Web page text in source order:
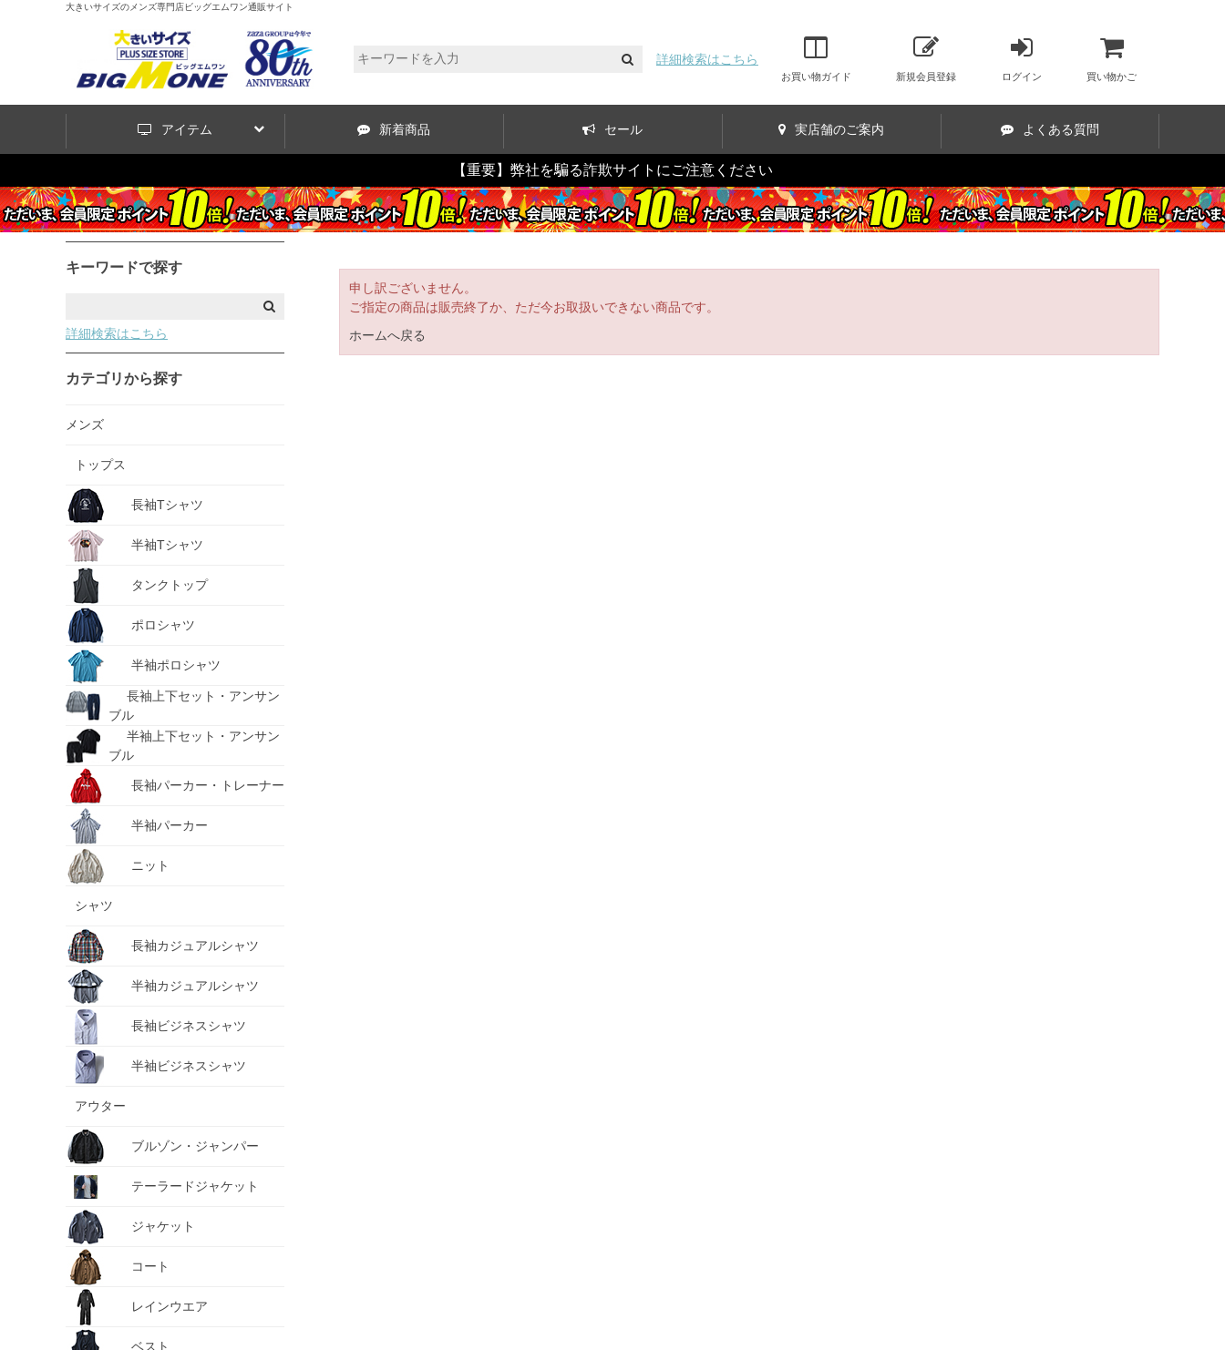
大きいサイズのメンズ専門店ビッグエムワン通販サイト
詳細検索はこちら
お買い物ガイド 新規会員登録 ログイン 買い物かご
アイテム 新着商品 セール 実店舗のご案内 よくある質問
【重要】弊社を騙る詐欺サイトにご注意ください
キーワードで探す
詳細検索はこちら
カテゴリから探す
メンズ
トップス
長袖Tシャツ
半袖Tシャツ
タンクトップ
ポロシャツ
半袖ポロシャツ
長袖上下セット・アンサン
ブル
半袖上下セット・アンサン
ブル
長袖パーカー・トレーナー
半袖パーカー
ニット
シャツ
長袖カジュアルシャツ
半袖カジュアルシャツ
長袖ビジネスシャツ
半袖ビジネスシャツ
アウター
ブルゾン・ジャンパー
テーラードジャケット
ジャケット
コート
レインウエア
ベスト
申し訳ございません。
ご指定の商品は販売終了か、ただ今お取扱いできない商品です。
ホームへ戻る